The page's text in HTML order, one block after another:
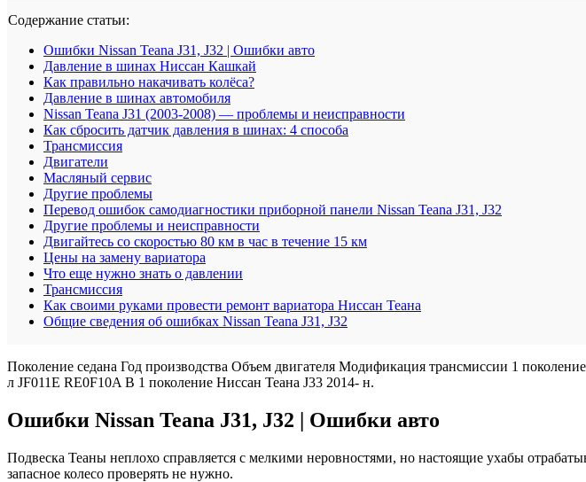
Содержание статьи:
Ошибки Nissan Teana J31, J32 | Ошибки авто
Давление в шинах Ниссан Кашкай
Как правильно накачивать колёса?
Давление в шинах автомобиля
Nissan Teana J31 (2003-2008) — проблемы и неисправности
Как сбросить датчик давления в шинах: 4 способа
Трансмиссия
Двигатели
Масляный сервис
Другие проблемы
Перевод ошибок самодиагностики приборной панели Nissan Teana J31, J32
Другие проблемы и неисправности
Двигайтесь со скоростью 80 км в час в течение 15 км
Цены на замену вариатора
Что еще нужно знать о давлении
Трансмиссия
Как своими руками провести ремонт вариатора Ниссан Теана
Общие сведения об ошибках Nissan Teana J31, J32
Поколение седана Год производства Объем двигателя Модификация трансмиссии 1
л JF011E RE0F10A B 1 поколение Ниссан Теана J33 2014- н.
Ошибки Nissan Teana J31, J32 | Ошибки авто
Подвеска Теаны неплохо справляется с мелкими неровностями, но настоящие ухабы
запасное колесо проверять не нужно.